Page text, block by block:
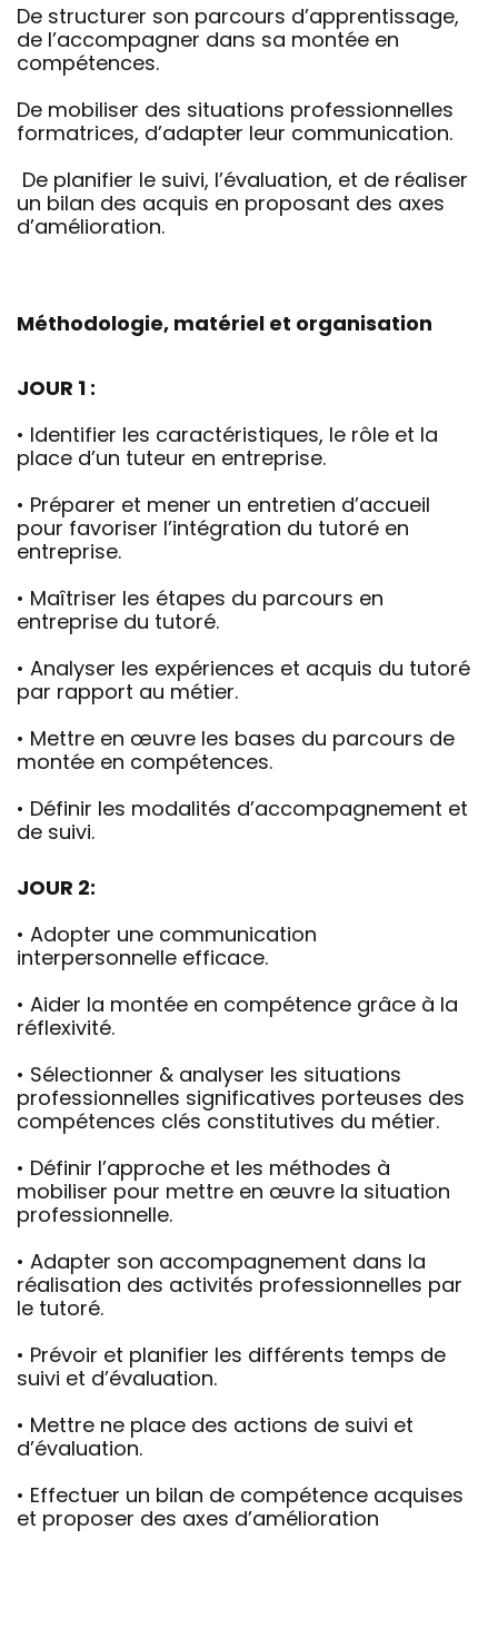
De structurer son parcours d’apprentissage,
de l’accompagner dans sa montée en
compétences.
De mobiliser des situations professionnelles
formatrices, d’adapter leur communication.
De planifier le suivi, l’évaluation, et de réaliser
un bilan des acquis en proposant des axes
d’amélioration.
Méthodologie, matériel et organisation
JOUR 1 :
• Identifier les caractéristiques, le rôle et la
place d’un tuteur en entreprise.
• Préparer et mener un entretien d’accueil
pour favoriser l’intégration du tutoré en
entreprise.
• Maîtriser les étapes du parcours en
entreprise du tutoré.
• Analyser les expériences et acquis du tutoré
par rapport au métier.
• Mettre en œuvre les bases du parcours de
montée en compétences.
• Définir les modalités d’accompagnement et
de suivi.
JOUR 2:
• Adopter une communication
interpersonnelle efficace.
• Aider la montée en compétence grâce à la
réflexivité.
• Sélectionner & analyser les situations
professionnelles significatives porteuses des
compétences clés constitutives du métier.
• Définir l’approche et les méthodes à
mobiliser pour mettre en œuvre la situation
professionnelle.
• Adapter son accompagnement dans la
réalisation des activités professionnelles par
le tutoré.
• Prévoir et planifier les différents temps de
suivi et d’évaluation.
• Mettre ne place des actions de suivi et
d’évaluation.
• Effectuer un bilan de compétence acquises
et proposer des axes d’amélioration